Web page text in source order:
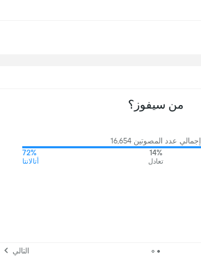
من سيفوز؟
إجمالي عدد المصوتين 16,654
14%
تعادل
72%
أتالانتا
التالي